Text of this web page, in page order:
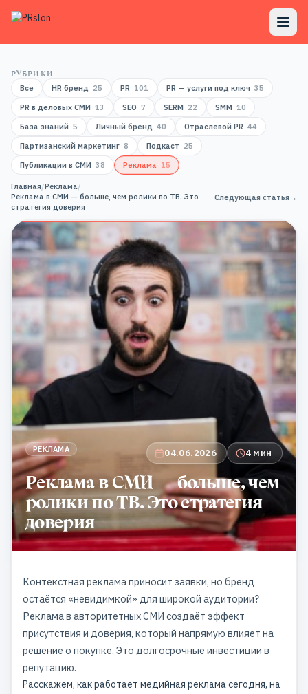
РУБРИКИ
Все
HR бренд 25 PR 101 PR — услуги под ключ 35
PR в деловых СМИ 13 SEO 7 SERM 22 SMM 10
База знаний 5 Личный бренд 40 Отраслевой PR 44
Партизанский маркетинг 8 Подкаст 25
Публикации в СМИ 38 Реклама 15
Главная/Реклама/
Реклама в СМИ — больше, чем ролики по ТВ. Это
стратегия доверия
Следующая статья→
РЕКЛАМА 04.06.2026 4 мин
Реклама в СМИ — больше, чем
ролики по ТВ. Это стратегия
доверия
Контекстная реклама приносит заявки, но бренд
остаётся «невидимкой» для широкой аудитории?
Реклама в авторитетных СМИ создаёт эффект
присутствия и доверия, который напрямую влияет на
решение о покупке. Это долгосрочные инвестиции в
репутацию.
Расскажем, как работает медийная реклама сегодня, на